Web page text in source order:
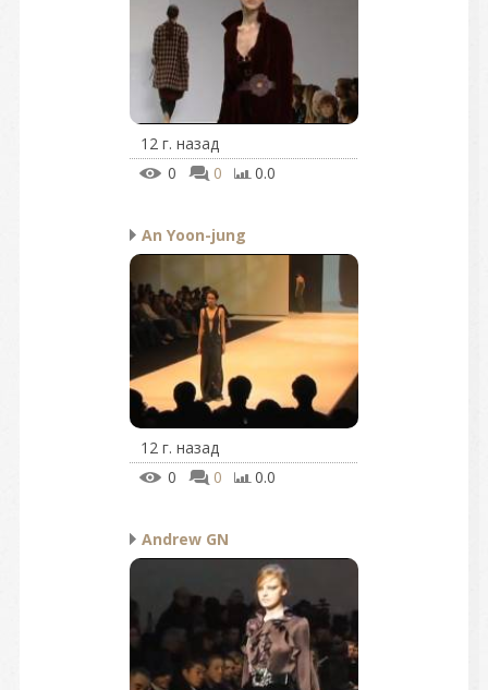
12 г. назад
0
0 0.0
An Yoon-jung
12 г. назад
0
0 0.0
Andrew GN